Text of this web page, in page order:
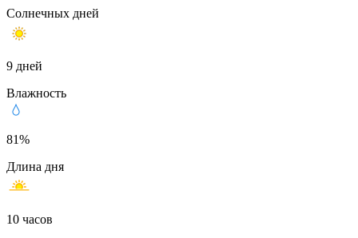
Солнечных дней
9 дней
Влажность
81%
Длина дня
10 часов